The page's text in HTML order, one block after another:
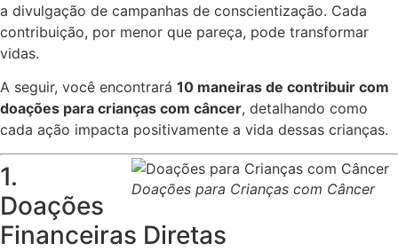
a divulgação de campanhas de conscientização. Cada
contribuição, por menor que pareça, pode transformar
vidas.
A seguir, você encontrará 10 maneiras de contribuir com
doações para crianças com câncer, detalhando como
cada ação impacta positivamente a vida dessas crianças.
Doações para Crianças com Câncer
1.
Doações
Financeiras Diretas